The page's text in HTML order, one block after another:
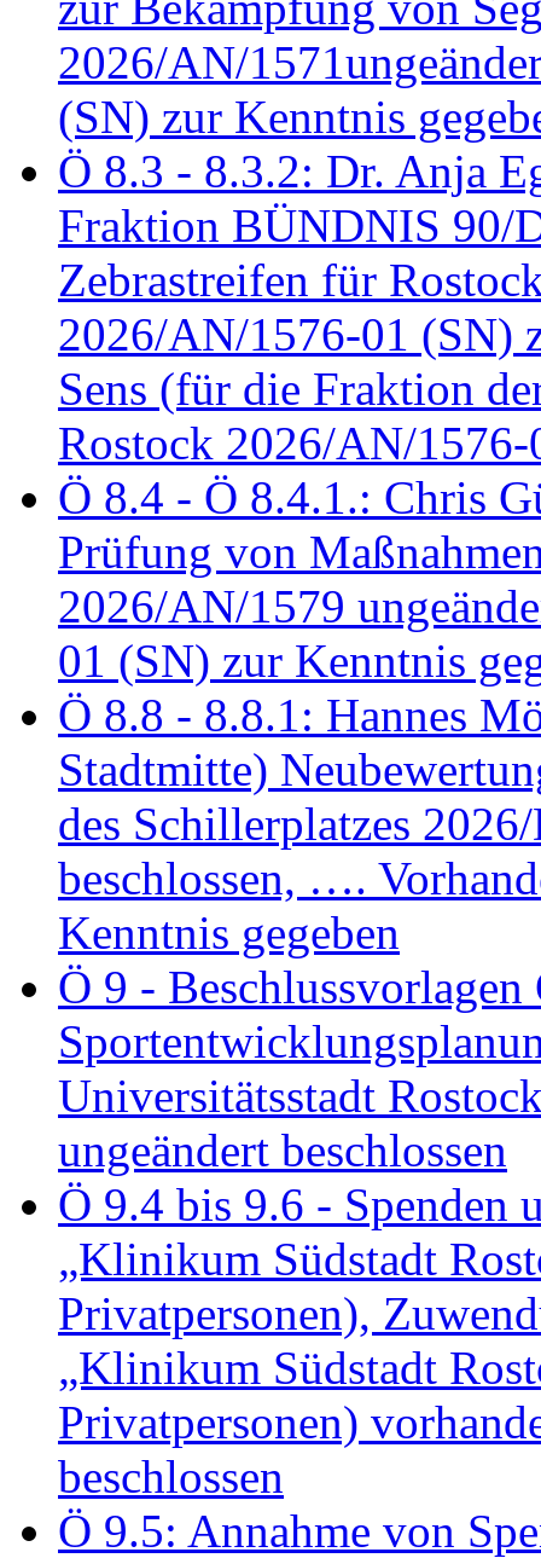
2026/AN/
(SN) zur Kenntnis
Ö 8.3 - 8.3.2: Dr. Anja
Fraktion BÜNDNIS 90/
Zebrastreifen für
2026/AN/1576-01 (SN)
Sens (für die Fraktion
Rostock 2026/AN/1576-
Ö 8.4 - Ö 8.4.1.: Chris
Prüfung von
2026/AN/1579
01 (SN) zur Kenntnis
Ö 8.8 - 8.8.1: Hannes
Stadtmitte)
des Schillerplatzes
beschlossen, ….
Kenntnis gegeben
Ö 9 - Beschlussvorlagen
Universitätsstadt
ungeändert beschlossen
Ö 9.4 bis 9.6 -
„Klinikum Südstadt
Privatpersonen),
„Klinikum Südstadt
Privatpersonen)
beschlossen
Ö 9.5: Annahme von